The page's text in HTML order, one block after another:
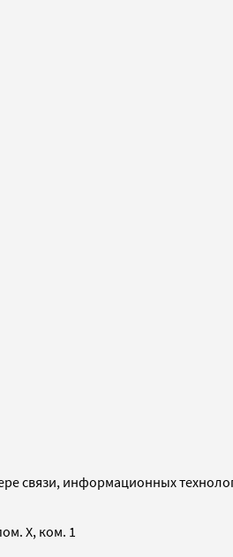
связи, информационных
X, ком. 1